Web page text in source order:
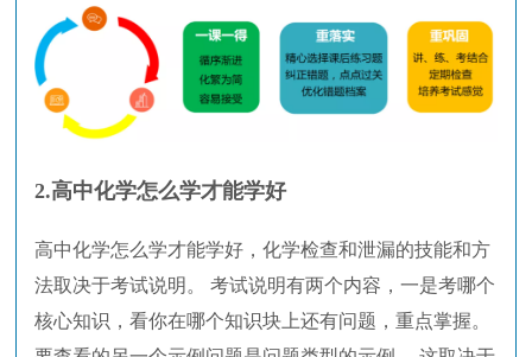
2.高中化学怎么学才能学好
高中化学怎么学才能学好，化学检查和泄漏的技能和方
法取决于考试说明。 考试说明有两个内容，一是考哪个
核心知识，看你在哪个知识块上还有问题，重点掌握。